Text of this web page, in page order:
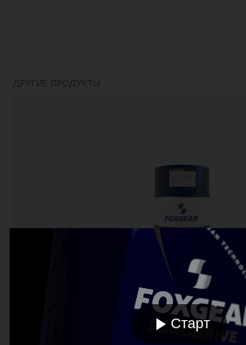
ДРУГИЕ ПРОДУКТЫ
RENOFLUID AW 22
Высококачественное гидравлическое и
Старт